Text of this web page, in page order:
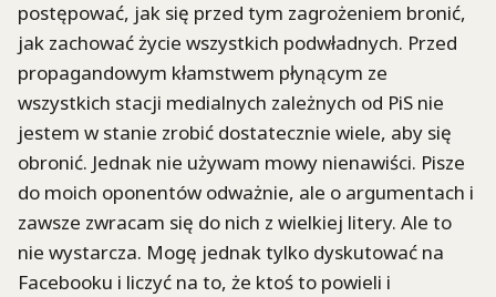
postępować, jak się przed tym zagrożeniem bronić,
jak zachować życie wszystkich podwładnych. Przed
propagandowym kłamstwem płynącym ze
wszystkich stacji medialnych zależnych od PiS nie
jestem w stanie zrobić dostatecznie wiele, aby się
obronić. Jednak nie używam mowy nienawiści. Pisze
do moich oponentów odważnie, ale o argumentach i
zawsze zwracam się do nich z wielkiej litery. Ale to
nie wystarcza. Mogę jednak tylko dyskutować na
Facebooku i liczyć na to, że ktoś to powieli i